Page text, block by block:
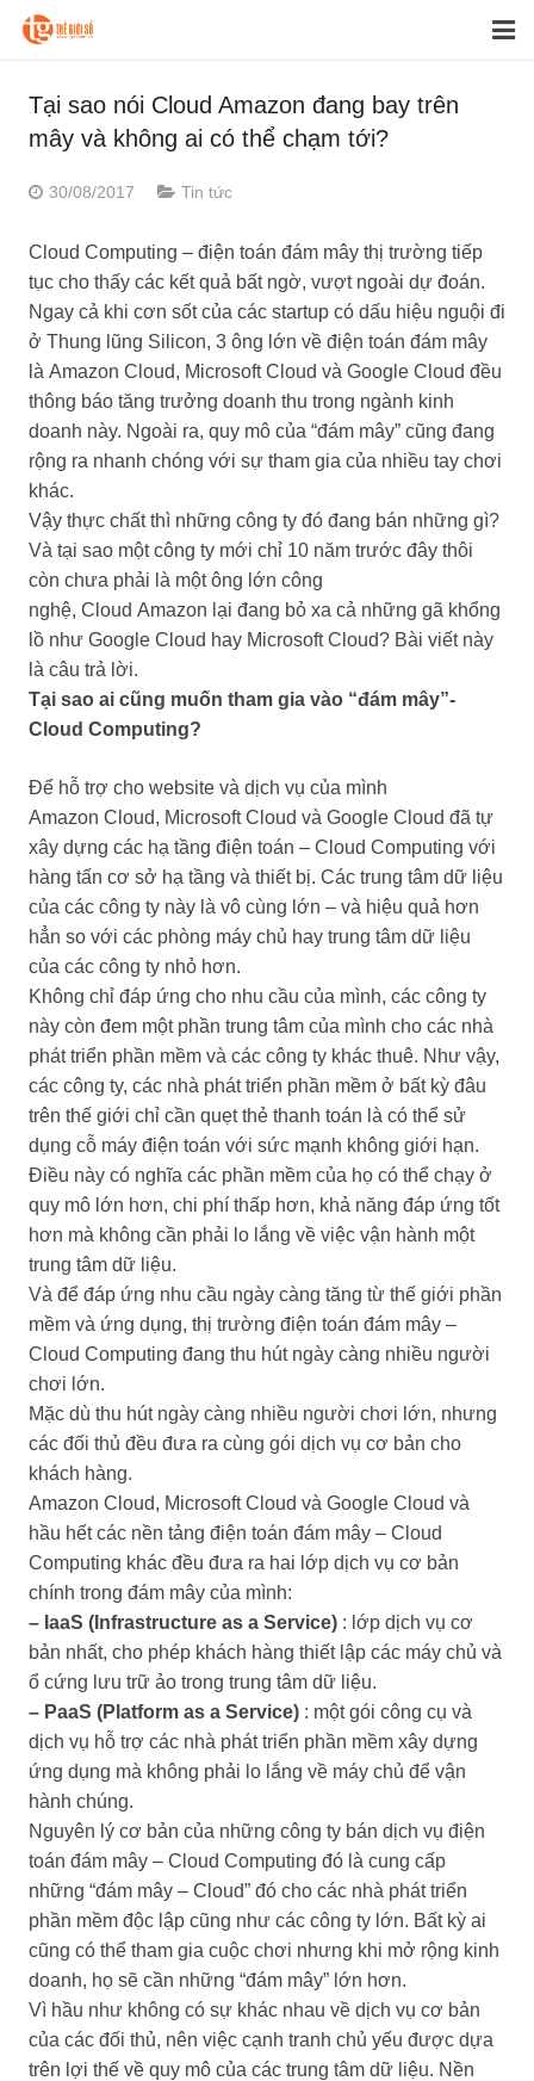
DÙNG THỬ MIỄN PHÍ
CDN
Cloud BACKUP
Tin tức
Liên hệ
Tại sao nói Cloud Amazon đang bay trên
mây và không ai có thể chạm tới?
30/08/2017 Tin tức
Cloud Computing – điện toán đám mây thị trường tiếp
tục cho thấy các kết quả bất ngờ, vượt ngoài dự đoán.
Ngay cả khi cơn sốt của các startup có dấu hiệu nguội đi
ở Thung lũng Silicon, 3 ông lớn về điện toán đám mây
là Amazon Cloud, Microsoft Cloud và Google Cloud đều
thông báo tăng trưởng doanh thu trong ngành kinh
doanh này. Ngoài ra, quy mô của “đám mây” cũng đang
rộng ra nhanh chóng với sự tham gia của nhiều tay chơi
khác.
Vậy thực chất thì những công ty đó đang bán những gì?
Và tại sao một công ty mới chỉ 10 năm trước đây thôi
còn chưa phải là một ông lớn công
nghệ, Cloud Amazon lại đang bỏ xa cả những gã khổng
lồ như Google Cloud hay Microsoft Cloud? Bài viết này
là câu trả lời.
Tại sao ai cũng muốn tham gia vào “đám mây”-
Cloud Computing?
Để hỗ trợ cho website và dịch vụ của mình
Amazon Cloud, Microsoft Cloud và Google Cloud đã tự
xây dựng các hạ tầng điện toán – Cloud Computing với
hàng tấn cơ sở hạ tầng và thiết bị. Các trung tâm dữ liệu
của các công ty này là vô cùng lớn – và hiệu quả hơn
hẳn so với các phòng máy chủ hay trung tâm dữ liệu
của các công ty nhỏ hơn.
Không chỉ đáp ứng cho nhu cầu của mình, các công ty
này còn đem một phần trung tâm của mình cho các nhà
phát triển phần mềm và các công ty khác thuê. Như vậy,
các công ty, các nhà phát triển phần mềm ở bất kỳ đâu
trên thế giới chỉ cần quẹt thẻ thanh toán là có thể sử
dụng cỗ máy điện toán với sức mạnh không giới hạn.
Điều này có nghĩa các phần mềm của họ có thể chạy ở
quy mô lớn hơn, chi phí thấp hơn, khả năng đáp ứng tốt
hơn mà không cần phải lo lắng về việc vận hành một
trung tâm dữ liệu.
Và để đáp ứng nhu cầu ngày càng tăng từ thế giới phần
mềm và ứng dụng, thị trường điện toán đám mây –
Cloud Computing đang thu hút ngày càng nhiều người
chơi lớn.
Mặc dù thu hút ngày càng nhiều người chơi lớn, nhưng
các đối thủ đều đưa ra cùng gói dịch vụ cơ bản cho
khách hàng.
Amazon Cloud, Microsoft Cloud và Google Cloud và
hầu hết các nền tảng điện toán đám mây – Cloud
Computing khác đều đưa ra hai lớp dịch vụ cơ bản
chính trong đám mây của mình:
– IaaS (Infrastructure as a Service) : lớp dịch vụ cơ
bản nhất, cho phép khách hàng thiết lập các máy chủ và
ổ cứng lưu trữ ảo trong trung tâm dữ liệu.
– PaaS (Platform as a Service) : một gói công cụ và
dịch vụ hỗ trợ các nhà phát triển phần mềm xây dựng
ứng dụng mà không phải lo lắng về máy chủ để vận
hành chúng.
Nguyên lý cơ bản của những công ty bán dịch vụ điện
toán đám mây – Cloud Computing đó là cung cấp
những “đám mây – Cloud” đó cho các nhà phát triển
phần mềm độc lập cũng như các công ty lớn. Bất kỳ ai
cũng có thể tham gia cuộc chơi nhưng khi mở rộng kinh
doanh, họ sẽ cần những “đám mây” lớn hơn.
Vì hầu như không có sự khác nhau về dịch vụ cơ bản
của các đối thủ, nên việc cạnh tranh chủ yếu được dựa
trên lợi thế về quy mô của các trung tâm dữ liệu. Nền